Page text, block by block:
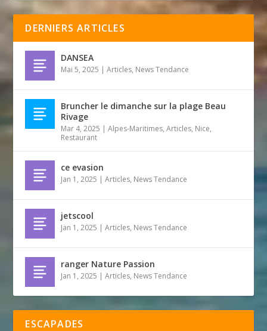
DERNIERS ARTICLES
DANSEA
Mai 5, 2025 |Articles, News Tendance
Bruncher le dimanche sur la plage Beau
Rivage
Mar 4, 2025 |Alpes-Maritimes,Articles, Nice,
Restaurant
ce evasion
Jan 1, 2025 |Articles, News Tendance
jetscool
Jan 1, 2025 |Articles, News Tendance
ranger Nature Passion
Jan 1, 2025 |Articles, News Tendance
ESCAPADES